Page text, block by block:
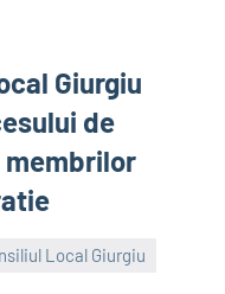
Giurgiu
de
Local Giurgiu